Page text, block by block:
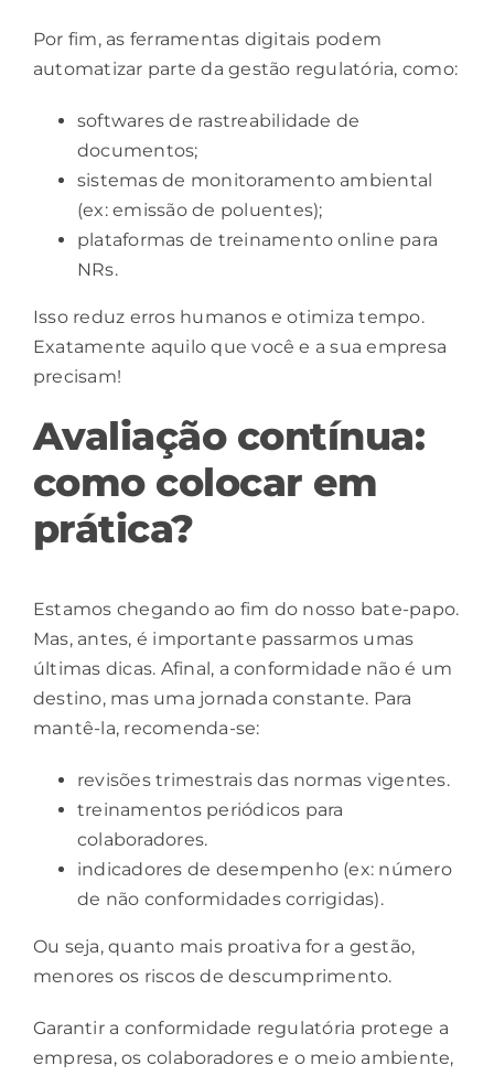
Por fim, as ferramentas digitais podem
automatizar parte da gestão regulatória, como:
softwares de rastreabilidade de
documentos;
sistemas de monitoramento ambiental
(ex: emissão de poluentes);
plataformas de treinamento online para
NRs.
Isso reduz erros humanos e otimiza tempo.
Exatamente aquilo que você e a sua empresa
precisam!
Avaliação contínua:
como colocar em
prática?
Estamos chegando ao fim do nosso bate-papo.
Mas, antes, é importante passarmos umas
últimas dicas. Afinal, a conformidade não é um
destino, mas uma jornada constante. Para
mantê-la, recomenda-se:
revisões trimestrais das normas vigentes.
treinamentos periódicos para
colaboradores.
indicadores de desempenho (ex: número
de não conformidades corrigidas).
Ou seja, quanto mais proativa for a gestão,
menores os riscos de descumprimento.
Garantir a conformidade regulatória protege a
empresa, os colaboradores e o meio ambiente,